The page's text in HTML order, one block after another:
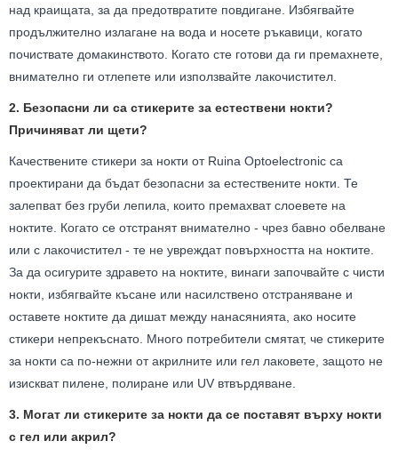
над краищата, за да предотвратите повдигане. Избягвайте
продължително излагане на вода и носете ръкавици, когато
почиствате домакинството. Когато сте готови да ги премахнете,
внимателно ги отлепете или използвайте лакочистител.
2. Безопасни ли са стикерите за естествени нокти?
Причиняват ли щети?
Качествените стикери за нокти от Ruina Optoelectronic са
проектирани да бъдат безопасни за естествените нокти. Те
залепват без груби лепила, които премахват слоевете на
ноктите. Когато се отстранят внимателно - чрез бавно обелване
или с лакочистител - те не увреждат повърхността на ноктите.
За да осигурите здравето на ноктите, винаги започвайте с чисти
нокти, избягвайте късане или насилствено отстраняване и
оставете ноктите да дишат между нанасянията, ако носите
стикери непрекъснато. Много потребители смятат, че стикерите
за нокти са по-нежни от акрилните или гел лаковете, защото не
изискват пилене, полиране или UV втвърдяване.
3. Могат ли стикерите за нокти да се поставят върху нокти
с гел или акрил?